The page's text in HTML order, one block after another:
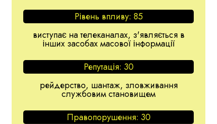
Рівень впливу: 85
виступає на телеканалах, з'являється в
інших засобах масової інформації
Репутація: 30
рейдерство, шантаж, зловживання
службовим становищем
Правопорушення: 30